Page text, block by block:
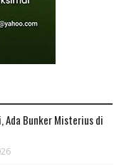
Ada Bunker Misterius di